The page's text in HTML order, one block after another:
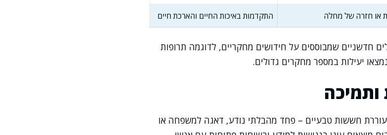
או חזרה של מחלה התקדמות באיכות החיים והארכת חיים
חדשניים שמבוססים על חידושים מחקריים, לדוגמה תרופות
יעילות במספר מחקרים גדולים.
חששות טבעיים – פחד מהבלתי נודע, דאגה למשפחה או